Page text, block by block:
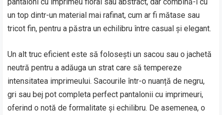
un top dintr-un material mai rafinat, cum ar fi mătase sau
tricot fin, pentru a păstra un echilibru între casual și elegant.
Un alt truc eficient este să folosești un sacou sau o jachetă
neutră pentru a adăuga un strat care să tempereze
intensitatea imprimeului. Sacourile într-o nuanță de negru,
gri sau bej pot completa perfect pantalonii cu imprimeuri,
oferind o notă de formalitate și echilibru. De asemenea, o